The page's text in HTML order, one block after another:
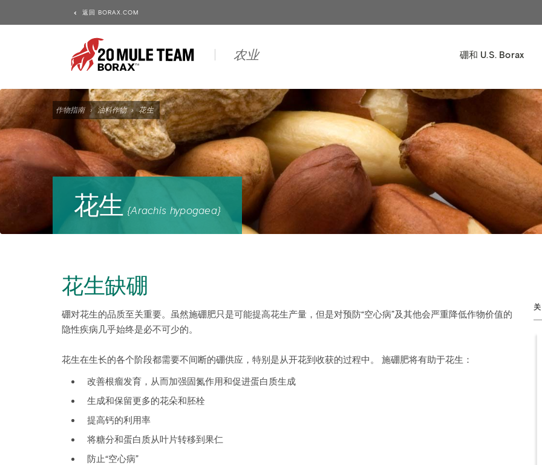
作物指南 › 油料作物 › 花生
花生 {Arachis hypogaea}
花生缺硼
硼对花生的品质至关重要。虽然施硼肥只是可能提高花生产量，但是对预防“空心病”及其他会严重降低作物价值的
隐性疾病几乎始终是必不可少的。
花生在生长的各个阶段都需要不间断的硼供应，特别是从开花到收获的过程中。 施硼肥将有助于花生：
改善根瘤发育，从而加强固氮作用和促进蛋白质生成
生成和保留更多的花朵和胚栓
提高钙的利用率
将糖分和蛋白质从叶片转移到果仁
防止“空心病”
返回 BORAX.COM
农业 硼和 U.S. Borax